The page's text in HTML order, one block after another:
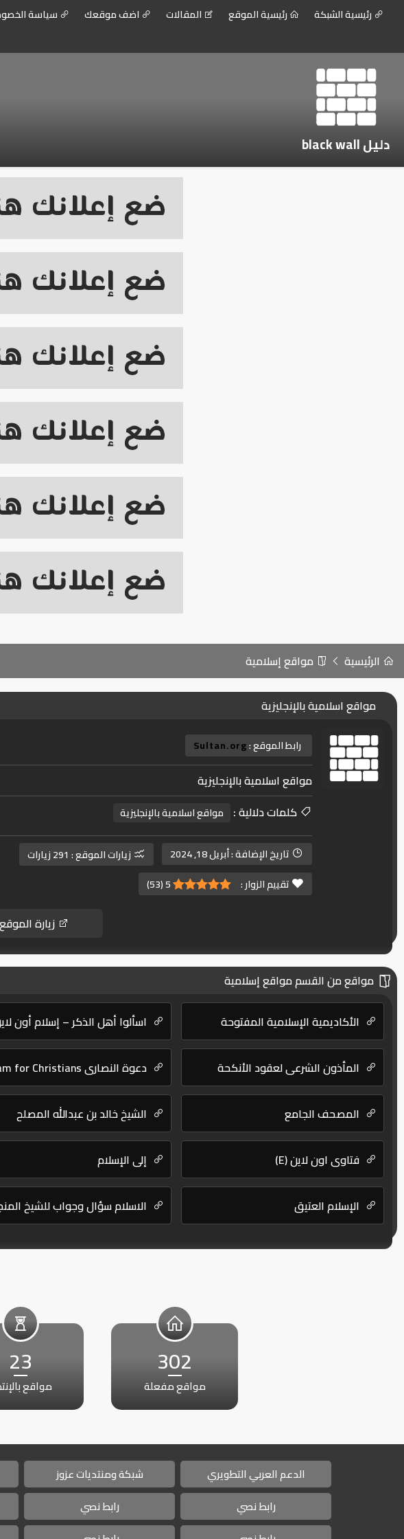
رئيسية الشبكة رئيسية الموقع المقالات اضف موقعك سياسة
دليل black wall
الرئيسية مواقع إسلامية
مواقع اسلامية بالإنجليزية
رابط الموقع :Sultan.org
مواقع اسلامية بالإنجليزية
كلمات دلالية :
مواقع اسلامية بالإنجليزية
تاريخ الإضافة :أبريل 18, 2024 زيارات الموقع : 291 زيارات
تقييم الزوار :
5
(
53
)
زيارة الموقع
مواقع من القسم مواقع إسلامية
الأكاديمية الإسلامية المفتوحة
اسألوا أهل الذكر – إسلام أون
المأذون الشرعي لعقود الأنكحة دعوة النصارى Islam for Christians
المصحف الجامع الشيخ خالد بن عبدالله المصلح
فتاوى اون لاين (E) إلى الإسلام
الإسلام العتيق الاسلام سؤال وجواب للشيخ
302
مواقع مفعلة
23
مواقع
الدعم العربي التطويري شبكة ومنتديات عزوز
رابط نصي
رابط نصي